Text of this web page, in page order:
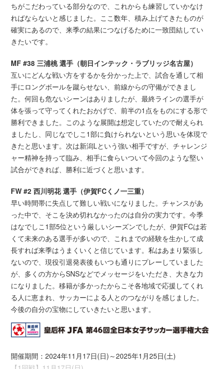
ちがこだわっている部分なので、これからも練習していかなけ
ればならないと感じました。ここ数年、積み上げてきたものが
確実にあるので、来季の結果につなげるために一致団結してい
きたいです。
MF #38 三浦桃 選手（朝日インテック・ラブリッジ名古屋）
互いにどんな戦い方をするかを分かった上で、試合を通して相
手にロングボールを蹴らせない、前線からの守備ができまし
た。何回も危ないシーンはありましたが、最終ラインの選手が
体を張って守ってくれたおかげで、前半の1点をものにする形で
勝利できました。このような展開は想定していたので耐えられ
ましたし、同じなでしこ1部に負けられないという思いを体現で
きたと思います。次は新潟Lという強い相手ですが、チャレンジ
ャー精神を持って臨み、相手に食らいついて今回のような堅い
試合ができれば、勝利に近づくと思います。
FW #2 西川明花 選手（伊賀FCくノ一三重）
早い時間帯に失点して難しい戦いになりました。チャンスがあ
った中で、そこを決め切れなかったのは自分の実力です。今季
はなでしこ1部5位という厳しいシーズンでしたが、伊賀FCは若
くて未来のある選手が多いので、これまでの経験を生かして成
長すれば来季はうまくいくと信じています。私はあまり緊張し
ないので、現役引退発表後もいつも通りにプレーしていました
が、多くの方からSNSなどでメッセージをいただき、大きな力
になりました。移籍が多かったからこそ各地域で応援してくれ
る人に恵まれ、サッカーによる人とのつながりを感じました。
今後の自分の宝物にしていきたいと思います。
開催期間：2024年11月17日(日)～2025年1月25日(土)